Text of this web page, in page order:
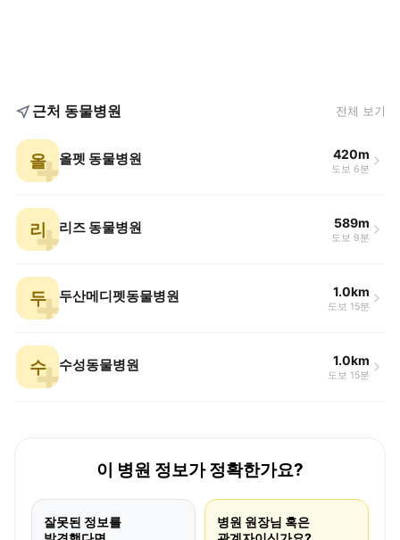
근처 동물병원 전체 보기
올 올펫 동물병원 420m
도보 6분
리 리즈 동물병원 589m
도보 9분
두 두산메디펫동물병원 1.0km
도보 15분
수 수성동물병원 1.0km
도보 15분
이 병원 정보가 정확한가요?
잘못된 정보를
병원 원장님 혹은